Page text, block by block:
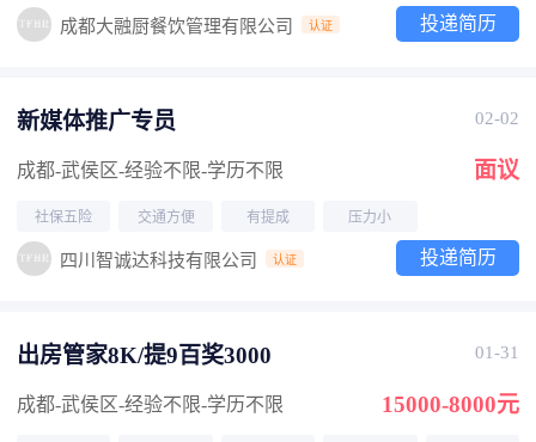
成都大融厨餐饮管理有限公司 认证 投递简历
新媒体推广专员 02-02
成都-武侯区-经验不限-学历不限 面议
社保五险 交通方便 有提成 压力小
四川智诚达科技有限公司 认证 投递简历
出房管家8K/提9百奖3000 01-31
成都-武侯区-经验不限-学历不限 15000-8000元